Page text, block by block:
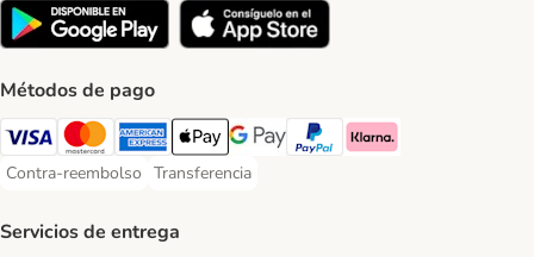
Métodos de pago
Visa Payment Method
Mastercard Payment Method
American Express Payment Method
Apple Pay Payment Method
Google Pay Payment Method
PayPal Payment Method
Klarna Payment Method
Contra-reembolso
Contra-reembolso Payment Method
Transferencia
Transferencia Payment Method
Servicios de entrega